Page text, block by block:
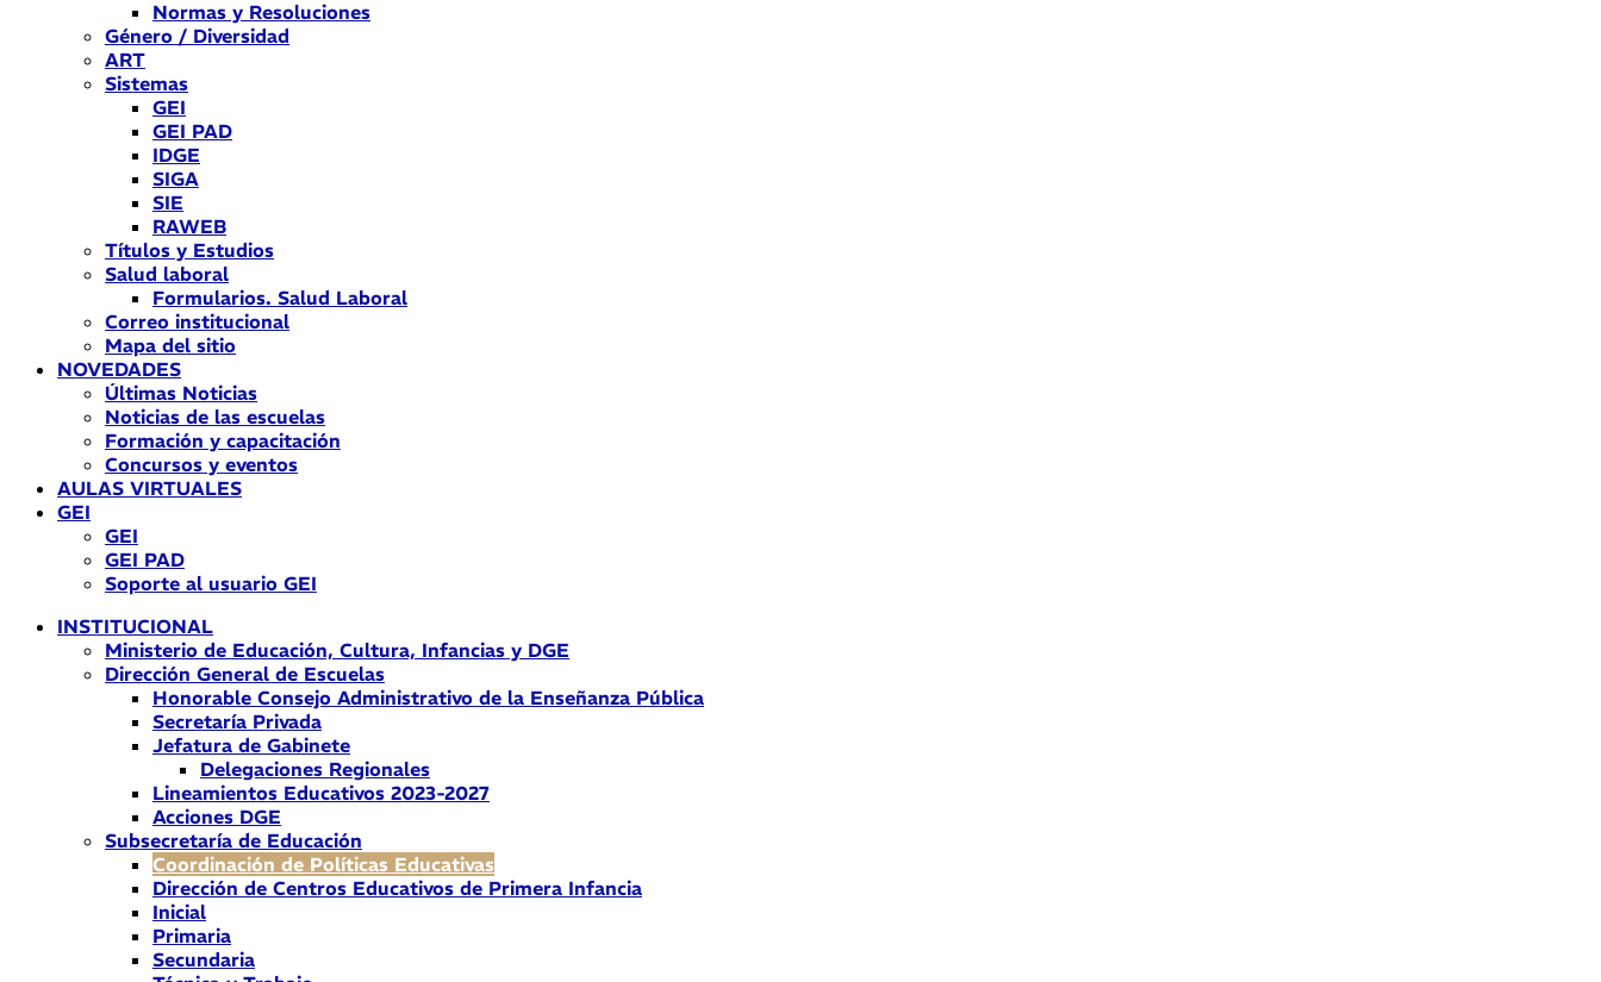
Normas y Resoluciones
Género / Diversidad
ART
Sistemas
GEI
GEI PAD
IDGE
SIGA
SIE
RAWEB
Títulos y Estudios
Salud laboral
Formularios. Salud Laboral
Correo institucional
Mapa del sitio
NOVEDADES
Últimas Noticias
Noticias de las escuelas
Formación y capacitación
Concursos y eventos
AULAS VIRTUALES
GEI
GEI
GEI PAD
Soporte al usuario GEI
INSTITUCIONAL
Ministerio de Educación, Cultura, Infancias y DGE
Dirección General de Escuelas
Honorable Consejo Administrativo de la Enseñanza Pública
Secretaría Privada
Jefatura de Gabinete
Delegaciones Regionales
Lineamientos Educativos 2023-2027
Acciones DGE
Subsecretaría de Educación
Coordinación de Políticas Educativas
Dirección de Centros Educativos de Primera Infancia
Inicial
Primaria
Secundaria